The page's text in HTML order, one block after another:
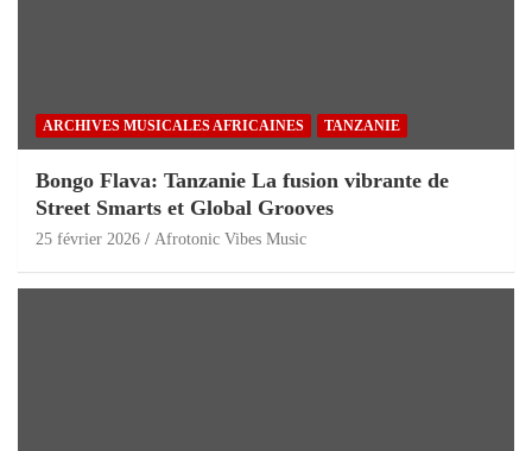
ARCHIVES MUSICALES AFRICAINES TANZANIE
Bongo Flava: Tanzanie La fusion vibrante de
Street Smarts et Global Grooves
25 février 2026 Afrotonic Vibes Music